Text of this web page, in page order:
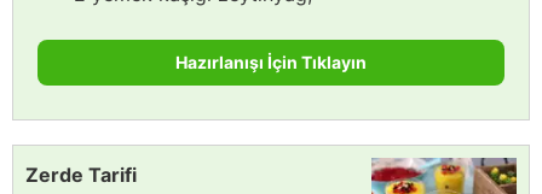
Hazırlanışı İçin Tıklayın
Zerde Tarifi